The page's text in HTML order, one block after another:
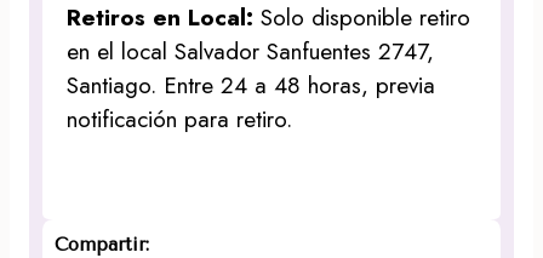
Retiros en Local:Solo disponible retiro
en el local Salvador Sanfuentes 2747,
Santiago. Entre 24 a 48 horas, previa
notificación para retiro.
Compartir: